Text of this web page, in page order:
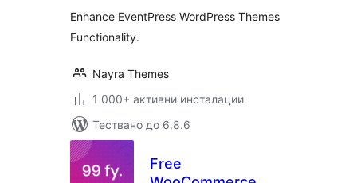
Enhance EventPress WordPress Themes
Functionality.
Nayra Themes
1 000+ активни инсталации
Тествано до 6.8.6
Free